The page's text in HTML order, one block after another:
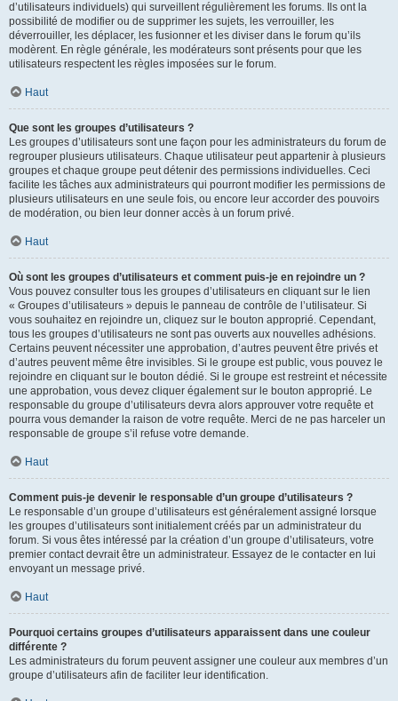
d’utilisateurs individuels) qui surveillent régulièrement les forums. Ils ont la
possibilité de modifier ou de supprimer les sujets, les verrouiller, les
déverrouiller, les déplacer, les fusionner et les diviser dans le forum qu’ils
modèrent. En règle générale, les modérateurs sont présents pour que les
utilisateurs respectent les règles imposées sur le forum.
Haut
Que sont les groupes d’utilisateurs ?
Les groupes d’utilisateurs sont une façon pour les administrateurs du forum de
regrouper plusieurs utilisateurs. Chaque utilisateur peut appartenir à plusieurs
groupes et chaque groupe peut détenir des permissions individuelles. Ceci
facilite les tâches aux administrateurs qui pourront modifier les permissions de
plusieurs utilisateurs en une seule fois, ou encore leur accorder des pouvoirs
de modération, ou bien leur donner accès à un forum privé.
Haut
Où sont les groupes d’utilisateurs et comment puis-je en rejoindre un ?
Vous pouvez consulter tous les groupes d’utilisateurs en cliquant sur le lien
« Groupes d’utilisateurs » depuis le panneau de contrôle de l’utilisateur. Si
vous souhaitez en rejoindre un, cliquez sur le bouton approprié. Cependant,
tous les groupes d’utilisateurs ne sont pas ouverts aux nouvelles adhésions.
Certains peuvent nécessiter une approbation, d’autres peuvent être privés et
d’autres peuvent même être invisibles. Si le groupe est public, vous pouvez le
rejoindre en cliquant sur le bouton dédié. Si le groupe est restreint et nécessite
une approbation, vous devez cliquer également sur le bouton approprié. Le
responsable du groupe d’utilisateurs devra alors approuver votre requête et
pourra vous demander la raison de votre requête. Merci de ne pas harceler un
responsable de groupe s’il refuse votre demande.
Haut
Comment puis-je devenir le responsable d’un groupe d’utilisateurs ?
Le responsable d’un groupe d’utilisateurs est généralement assigné lorsque
les groupes d’utilisateurs sont initialement créés par un administrateur du
forum. Si vous êtes intéressé par la création d’un groupe d’utilisateurs, votre
premier contact devrait être un administrateur. Essayez de le contacter en lui
envoyant un message privé.
Haut
Pourquoi certains groupes d’utilisateurs apparaissent dans une couleur
différente ?
Les administrateurs du forum peuvent assigner une couleur aux membres d’un
groupe d’utilisateurs afin de faciliter leur identification.